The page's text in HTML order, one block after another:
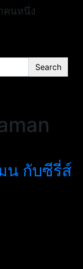
คนหนึ่ง
Search
น กับซีรี่ส์